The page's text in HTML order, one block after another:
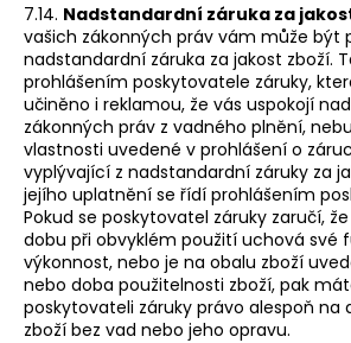
7.14. Nadstandardní záruka za
vašich zákonných práv vám může být
nadstandardní záruka za jakost zboží.
prohlášením poskytovatele záruky,
učiněno i reklamou, že vás uspokojí
zákonných práv z vadného plnění,
vlastnosti uvedené v prohlášení o
vyplývající z nadstandardní záruky za
jejího uplatnění se řídí prohlášením
Pokud se poskytovatel záruky zaručí,
dobu při obvyklém použití uchová své
výkonnost, nebo je na obalu zboží
nebo doba použitelnosti zboží, pak
poskytovateli záruky právo alespoň na
zboží bez vad nebo jeho opravu.